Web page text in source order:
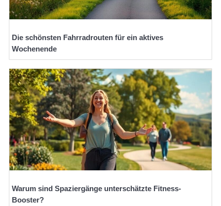
Die schönsten Fahrradrouten für ein aktives
Wochenende
Warum sind Spaziergänge unterschätzte Fitness-
Booster?